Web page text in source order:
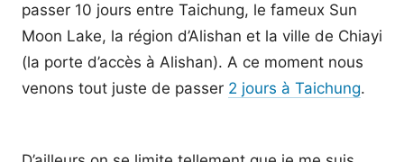
passer 10 jours entre Taichung, le fameux Sun
Moon Lake, la région d’Alishan et la ville de Chiayi
(la porte d’accès à Alishan). A ce moment nous
venons tout juste de passer 2 jours à Taichung.